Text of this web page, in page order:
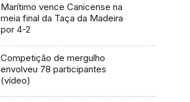
Marítimo vence Canicense na
meia final da Taça da Madeira
por 4-2
Competição de mergulho
envolveu 78 participantes
(vídeo)